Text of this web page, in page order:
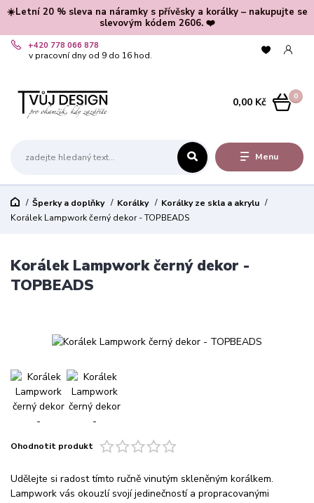
☀️Letní 20 % sleva na náramky s přívěsky a korálky – nakupujte se
slevovým kódem 2606. ❤️
Menu
+420 778 066 878
v pracovní dny od 9 do 16 hod.
0
0,00 Kč
Šperky a doplňky Korálky
Korálky ze skla a akrylu
Korálek Lampwork černý dekor - TOPBEADS
Korálek Lampwork černý dekor -
TOPBEADS
Ohodnotit produkt
Udělejte si radost tímto ručně vinutým skleněným korálkem.
Lampwork vás okouzlí svojí jedinečností a propracovanými